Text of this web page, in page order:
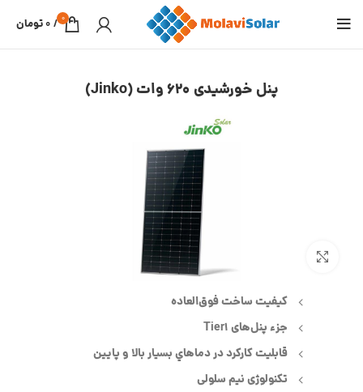
0
/
0تومان
پنل خورشیدی 620 وات (Jinko)
كيفيت ساخت فوق‌العاده
جزء پنل‌های Tier1
قابليت كاركرد در دماهاي بسيار بالا و پايين
تکنولوژی نیم سلولی